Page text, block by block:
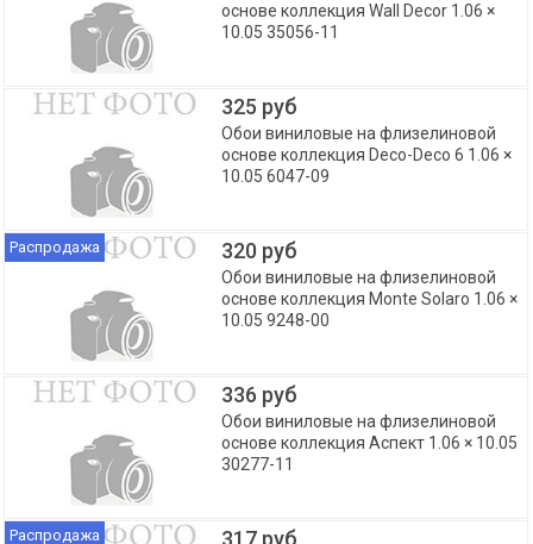
основе коллекция Wall Decor 1.06 ×
10.05 35056-11
325 руб
Обои виниловые на флизелиновой
основе коллекция Deco-Deco 6 1.06 ×
10.05 6047-09
Распродажа 320 руб
Обои виниловые на флизелиновой
основе коллекция Monte Solaro 1.06 ×
10.05 9248-00
336 руб
Обои виниловые на флизелиновой
основе коллекция Аспект 1.06 × 10.05
30277-11
Распродажа 317 руб